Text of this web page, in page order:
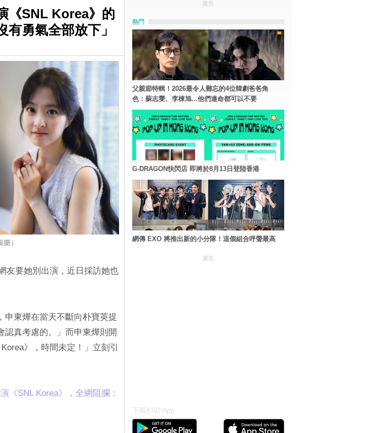
《SNL Korea》的
勇氣全部放下」
）
友要她別出演，近日採訪她也
申東燁在當天不斷向朴寶英提
認真考慮的。」而申東燁則開
》，時間未定！」立刻引
《SNL Korea》，全網阻攔：
廣告
熱門
父親節特輯！2026最令人難忘的4位韓劇爸爸角
色：蘇志燮、李棟旭...他們連命都可以不要
G-DRAGON快閃店 即將於8月13日登陸香港
網傳 EXO 將推出新的小分隊！這個組合呼聲最高
廣告
下載KSD App